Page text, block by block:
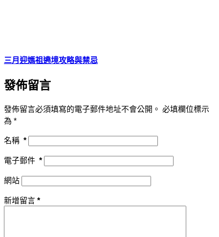
三月迎媽祖遶境攻略與禁忌
發佈留言
發佈留言必須填寫的電子郵件地址不會公開。 必填欄位標示
為 *
名稱 *
電子郵件 *
網站
新增留言 *